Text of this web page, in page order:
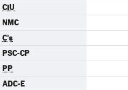
CiU
NMC
C's
PSC-CP
PP
ADC-E